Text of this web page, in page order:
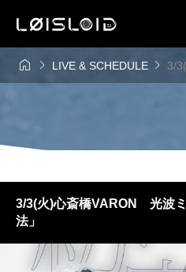
  LIVE & SCHEDULE  3/
3/3(火)心斎橋VARON 光波
法」